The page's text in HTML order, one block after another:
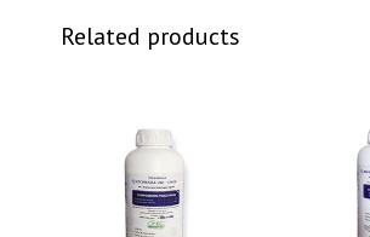
Related products